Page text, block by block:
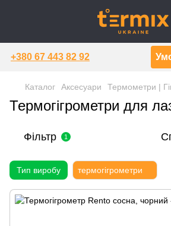
+380 67 443 82 92
Каталог Аксесуари Термометри |
Термогігрометри для
Фільтр 1
Тип виробу термогігрометри